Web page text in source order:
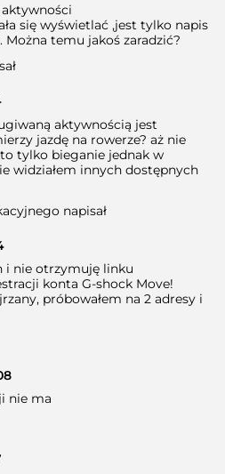
się wyświetlać ,jest tylko napis
temu jakoś zaradzić?
aktywnością jest
jazdę na rowerze? aż nie
tylko bieganie jednak w
widziałem innych dostępnych
napisał
i nie otrzymuję linku
konta G-shock Move!
próbowałem na 2 adresy i
nie ma